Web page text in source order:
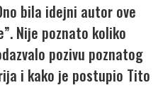
bila idejni autor ove
Nije poznato koliko
pozivu poznatog
i kako je postupio Tito